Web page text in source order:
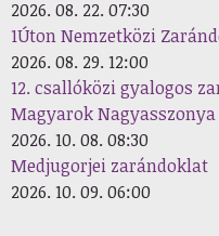
2026. 08. 22. 07:30
1Úton Nemzetközi
2026. 08. 29. 12:00
12. csallóközi gyalogos
Magyarok
2026. 10. 08. 08:30
Medjugorjei zarándoklat
2026. 10. 09. 06:00